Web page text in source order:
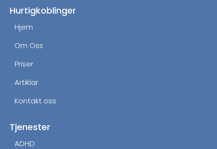
o
k
g
Hurtigkoblinger
Hjem
Om Oss
Priser
Artiklar
Kontakt oss
Tjenester
ADHD